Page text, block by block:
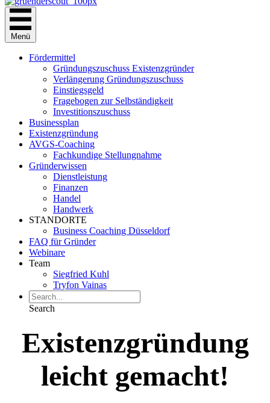
Menü
Fördermittel
Gründungszuschuss Existenzgründer
Verlängerung Gründungszuschuss
Einstiegsgeld
Fragebogen zur Selbständigkeit
Investitionszuschuss
Businessplan
Existenzgründung
AVGS-Coaching
Fachkundige Stellungnahme
Gründerwissen
Dienstleistung
Finanzen
Handel
Handwerk
STANDORTE
Business Coaching Düsseldorf
FAQ für Gründer
Webinare
Team
Siegfried Kuhl
Tryfon Vainas
Search
Existenzgründung
leicht gemacht!